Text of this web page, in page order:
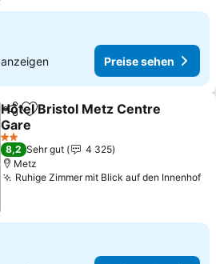
anzeigen Preise sehen
TeilenZu Favoriten hinzufügen
Hôtel Bristol Metz Centre
Gare
2 Sterne
8,2 Sehr gut
4 325
Metz
Ruhige Zimmer mit Blick auf den Innenhof